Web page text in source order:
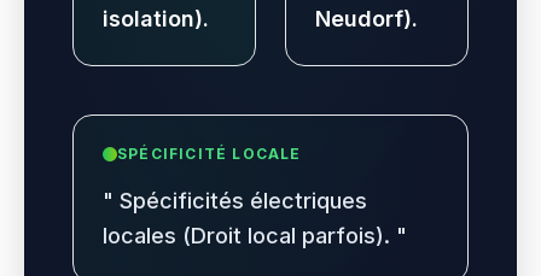
isolation).
Neudorf).
SPÉCIFICITÉ LOCALE
" Spécificités électriques
locales (Droit local parfois). "